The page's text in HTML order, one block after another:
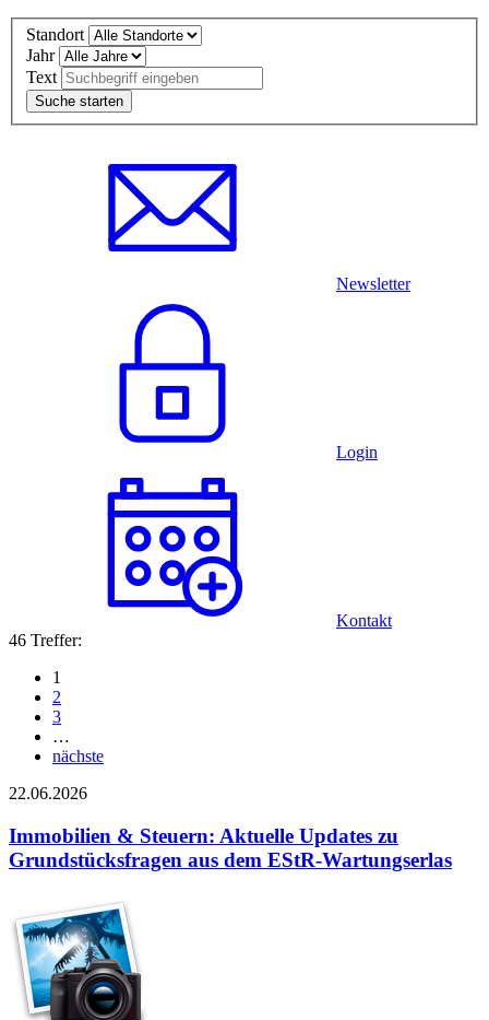
Standort
Jahr
Text
Newsletter
Login
Kontakt
46 Treffer:
1
2
3
…
nächste
22.06.2026
Immobilien & Steuern: Aktuelle Updates zu
Grundstücksfragen aus dem EStR-Wartungserlas